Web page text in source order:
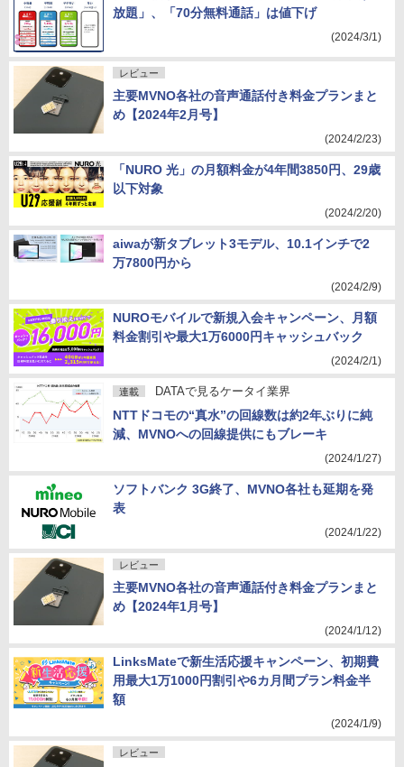
放題」、「70分無料通話」は値下げ
(2024/3/1)
レビュー
主要MVNO各社の音声通話付き料金プランまと
め【2024年2月号】
(2024/2/23)
「NURO 光」の月額料金が4年間3850円、29歳
以下対象
(2024/2/20)
aiwaが新タブレット3モデル、10.1インチで2
万7800円から
(2024/2/9)
NUROモバイルで新規入会キャンペーン、月額
料金割引や最大1万6000円キャッシュバック
(2024/2/1)
連載 DATAで見るケータイ業界
NTTドコモの“真水”の回線数は約2年ぶりに純
減、MVNOへの回線提供にもブレーキ
(2024/1/27)
ソフトバンク 3G終了、MVNO各社も延期を発
表
(2024/1/22)
レビュー
主要MVNO各社の音声通話付き料金プランまと
め【2024年1月号】
(2024/1/12)
LinksMateで新生活応援キャンペーン、初期費
用最大1万1000円割引や6カ月間プラン料金半
額
(2024/1/9)
レビュー